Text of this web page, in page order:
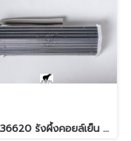
E12L36620 รังผึ้งคอยล์เย็น สำหรับแอร์มิตซู รุ่น MS-GK09,13